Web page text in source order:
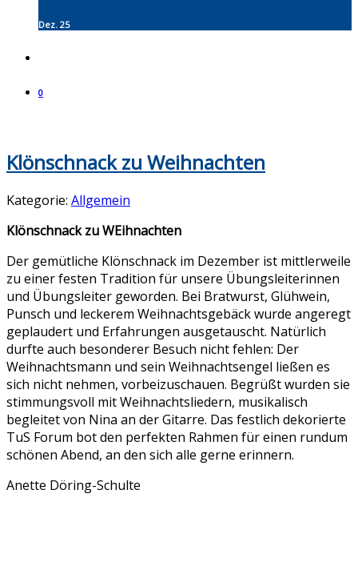
Dez. 25
0
Klönschnack zu Weihnachten
Kategorie: Allgemein
Klönschnack zu WEihnachten
Der gemütliche Klönschnack im Dezember ist mittlerweile
zu einer festen Tradition für unsere Übungsleiterinnen
und Übungsleiter geworden. Bei Bratwurst, Glühwein,
Punsch und leckerem Weihnachtsgebäck wurde angeregt
geplaudert und Erfahrungen ausgetauscht. Natürlich
durfte auch besonderer Besuch nicht fehlen: Der
Weihnachtsmann und sein Weihnachtsengel ließen es
sich nicht nehmen, vorbeizuschauen. Begrüßt wurden sie
stimmungsvoll mit Weihnachtsliedern, musikalisch
begleitet von Nina an der Gitarre. Das festlich dekorierte
TuS Forum bot den perfekten Rahmen für einen rundum
schönen Abend, an den sich alle gerne erinnern.
Anette Döring-Schulte